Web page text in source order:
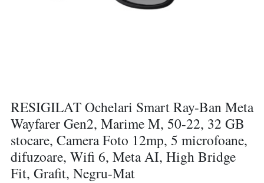
RESIGILAT Ochelari Smart Ray-Ban Meta
Wayfarer Gen2, Marime M, 50-22, 32 GB
stocare, Camera Foto 12mp, 5 microfoane,
difuzoare, Wifi 6, Meta AI, High Bridge
Fit, Grafit, Negru-Mat